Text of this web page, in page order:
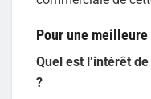
Pour une
Quel est l’intérêt
?